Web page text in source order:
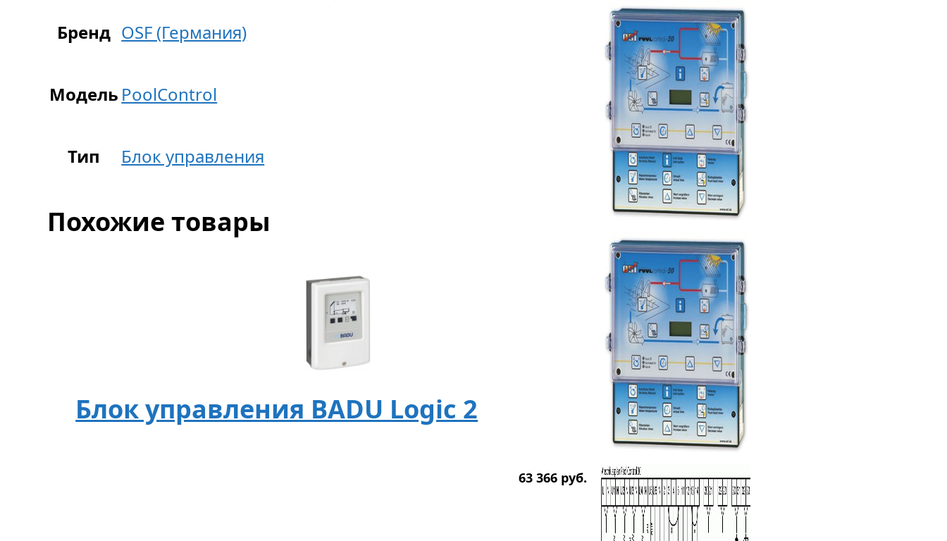
Бренд OSF (Германия)
Модель PoolСontrol
Тип Блок управления
Похожие товары
Блок управления BADU Logic 2
63 366 руб.